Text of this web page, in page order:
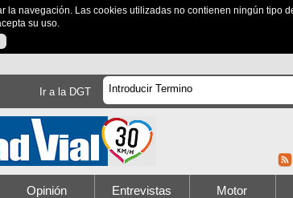
navegación. Las cookies utilizadas no contienen ningún tipo
su uso.
Ir a la DGT
Opinión Entrevistas Motor